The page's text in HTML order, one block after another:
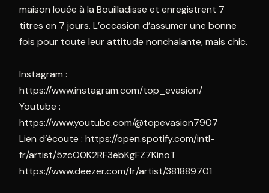
maison louée à la Bouilladisse et enregistrent 7
titres en 7 jours. L’occasion d’assumer une bonne
fois pour toute leur attitude nonchalante, mais chic.
Instagram :
https://www.instagram.com/top_evasion/
Youtube :
https://www.youtube.com/@topevasion7907
Lien d’écoute : https://open.spotify.com/intl-
fr/artist/5zcO0K2RF3ebKgFZ7KinoT
https://www.deezer.com/fr/artist/381889701